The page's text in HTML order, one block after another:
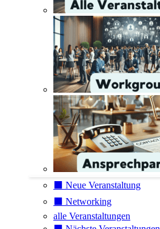
⬛️ Neue Veranstaltung
⬛️ Networking
alle Veranstaltungen